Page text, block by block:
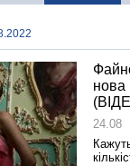
нова
24.08